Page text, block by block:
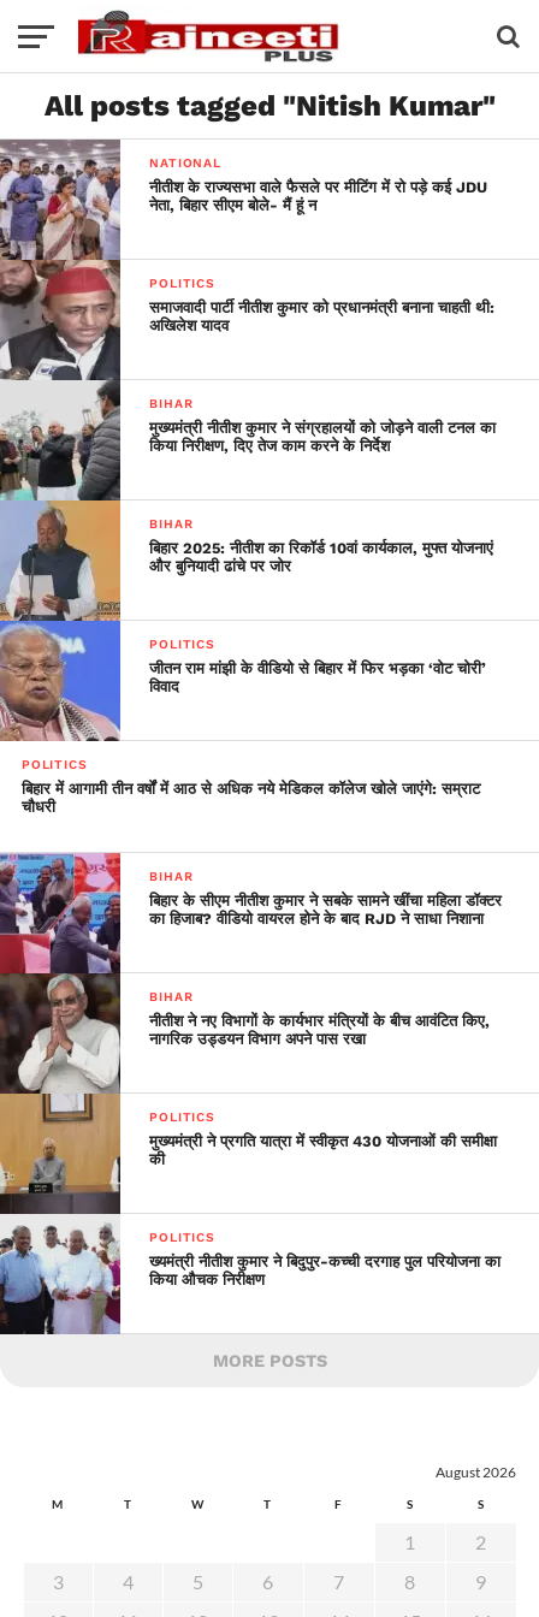
All posts tagged "Nitish Kumar"
NATIONAL
नीतीश के राज्यसभा वाले फैसले पर मीटिंग में रो पड़े कई JDU
नेता, बिहार सीएम बोले- मैं हूं न
POLITICS
समाजवादी पार्टी नीतीश कुमार को प्रधानमंत्री बनाना चाहती थी:
अखिलेश यादव
BIHAR
मुख्यमंत्री नीतीश कुमार ने संग्रहालयों को जोड़ने वाली टनल का
किया निरीक्षण, दिए तेज काम करने के निर्देश
BIHAR
बिहार 2025: नीतीश का रिकॉर्ड 10वां कार्यकाल, मुफ्त योजनाएं
और बुनियादी ढांचे पर जोर
POLITICS
जीतन राम मांझी के वीडियो से बिहार में फिर भड़का ‘वोट चोरी’
विवाद
POLITICS
बिहार में आगामी तीन वर्षों में आठ से अधिक नये मेडिकल कॉलेज खोले जाएंगे: सम्राट
चौधरी
BIHAR
बिहार के सीएम नीतीश कुमार ने सबके सामने खींचा महिला डॉक्टर
का हिजाब? वीडियो वायरल होने के बाद RJD ने साधा निशाना
BIHAR
नीतीश ने नए विभागों के कार्यभार मंत्रियों के बीच आवंटित किए,
नागरिक उड्डयन विभाग अपने पास रखा
POLITICS
मुख्यमंत्री ने प्रगति यात्रा में स्वीकृत 430 योजनाओं की समीक्षा
की
POLITICS
ख्यमंत्री नीतीश कुमार ने बिदुपुर-कच्ची दरगाह पुल परियोजना का
किया औचक निरीक्षण
MORE POSTS
August 2026
M T W T F S S
1
2
3
4 5 6 7 8
9